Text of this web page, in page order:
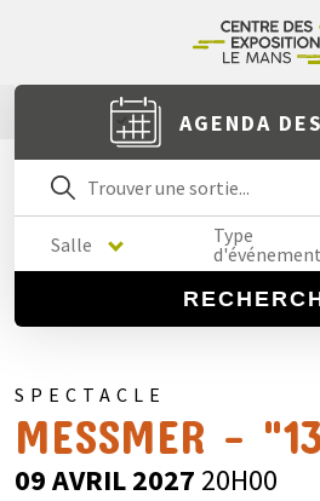
AGENDA
Salle
Type
SPECTACLE
MESSMER -
09 AVRIL 2027 20H00